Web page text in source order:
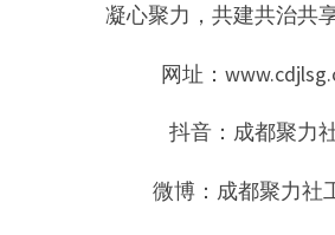
凝心聚力，共建共治共
网址：
抖音：成都聚力
微博：成都聚力社